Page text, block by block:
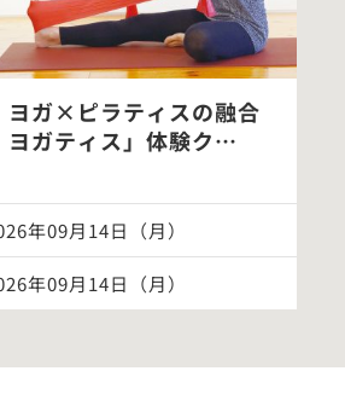
の肩甲骨はがしメソッド 肩甲
90分クラス
開催準備中